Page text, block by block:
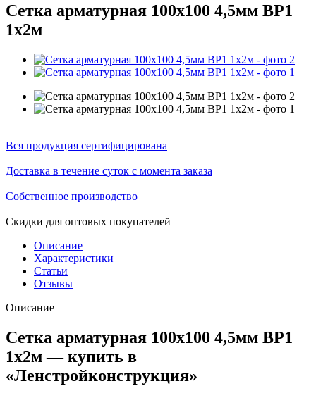
Сетка арматурная 100х100 4,5мм ВР1
1х2м
Вся продукция сертифицирована
Доставка в течение суток с момента заказа
Собственное производство
Скидки для оптовых покупателей
Описание
Характеристики
Статьи
Отзывы
Описание
Сетка арматурная 100х100 4,5мм ВР1
1х2м — купить в
«Ленстройконструкция»